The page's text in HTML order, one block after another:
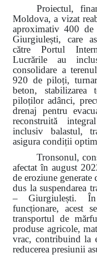
Proiectul,
Moldova, a vizat
aproximativ 400
Giurgiulești, care
către Portul
Lucrările au
consolidare a
920 de piloți,
beton, stabilizarea
piloților adânci,
drenaj pentru
reconstruită
inclusiv balastul,
asigura condiții
Tronsonul,
afectat în august
de eroziune generate
dus la suspendarea
– Giurgiulești. În
funcționare, acest
transportul de
produse agricole,
vrac, contribuind la
reducerea presiunii